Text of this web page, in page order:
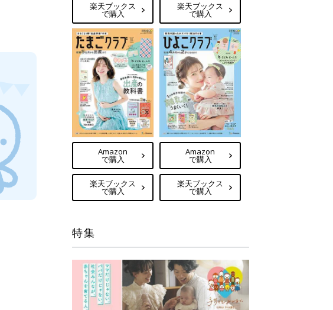
楽天ブックス
で購入
楽天ブックス
で購入
Amazon
で購入
楽天ブックス
で購入
Amazon
で購入
楽天ブックス
で購入
特集